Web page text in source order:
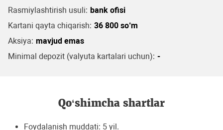
Rasmiylashtirish usuli: bank ofisi
Kartani qayta chiqarish: 36 800 so‘m
Aksiya: mavjud emas
Minimal depozit (valyuta kartalari uchun): -
Qo‘shimcha shartlar
Foydalanish muddati: 5 yil.